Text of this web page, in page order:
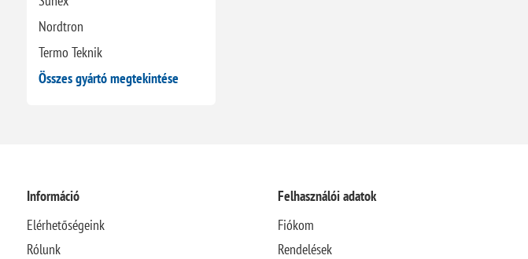
Nordtron
Termo Teknik
Összes gyártó megtekintése
Információ
Elérhetőségeink
Rólunk
Felhasználói adatok
Fiókom
Rendelések